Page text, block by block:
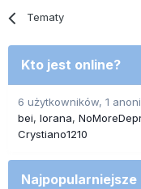
Tematy
Kto jest online?
6 użytkowników, 1
bei lorana
Crystiano1210
Najpopularniejsze